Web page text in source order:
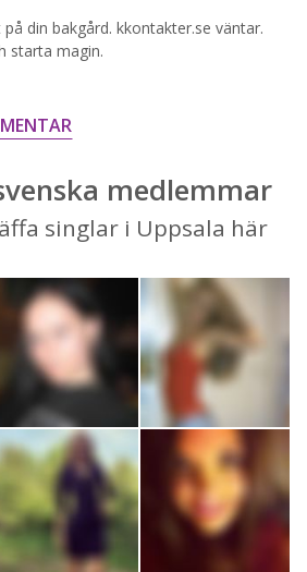
din bakgård. kkontakter.se väntar.
starta magin.
medlemmar
singlar i Uppsala här